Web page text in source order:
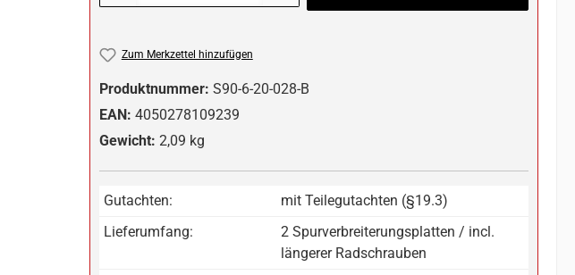
Zum Merkzettel hinzufügen
Produktnummer: S90-6-20-028-B
EAN: 4050278109239
Gewicht: 2,09 kg
Gutachten:
mit Teilegutachten (§19.3)
Lieferumfang:
2 Spurverbreiterungsplatten / incl.
längerer Radschrauben